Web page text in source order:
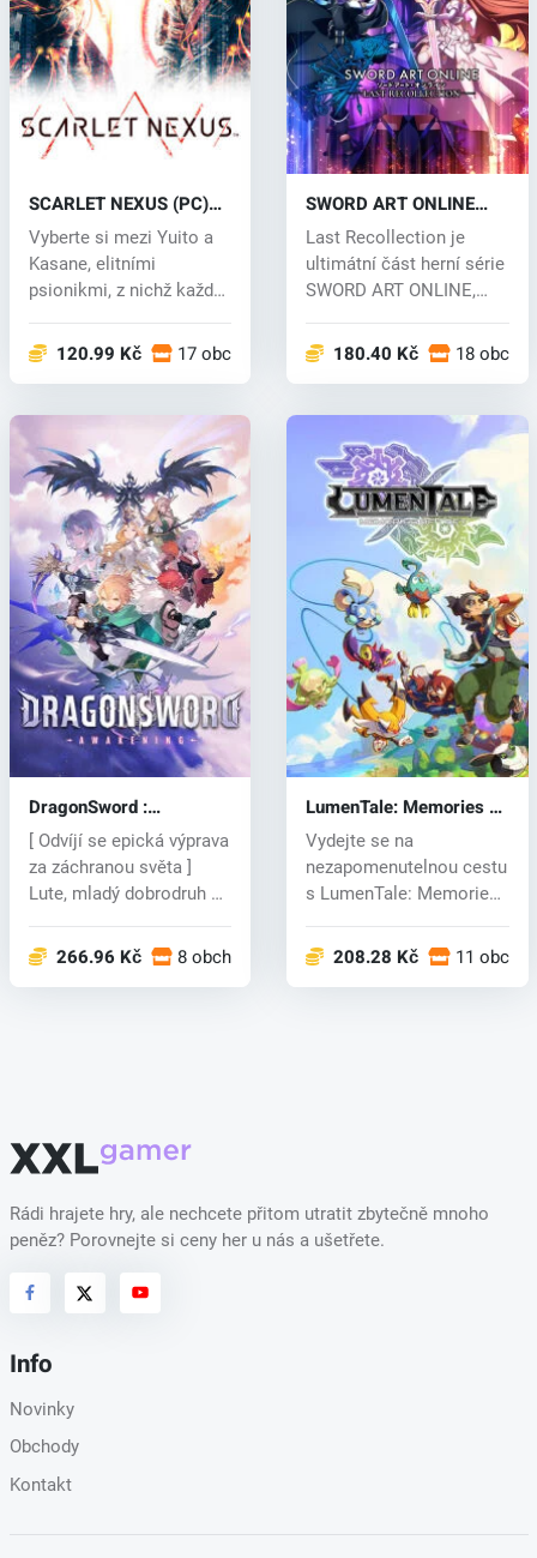
SCARLET NEXUS (PC)
key
Vyberte si mezi Yuito a
Kasane, elitními
psionikmi, z nichž každý
120.99 Kč 17 obchodech
SWORD ART ONLINE
Last Recollection (PC)
key
Last Recollection je
ultimátní část herní série
SWORD ART ONLINE,
180.40 Kč 18
DragonSword :
Awakening (PC) key
[ Odvíjí se epická výprava
za záchranou světa ]
Lute, mladý dobrodruh na
266.96 Kč 8 obchodech
LumenTale: Memories of
Trey (PC) key
Vydejte se na
nezapomenutelnou cestu
s LumenTale: Memories
208.28 Kč 11
Rádi hrajete hry, ale nechcete přitom utratit zbytečně mnoho
peněz? Porovnejte si ceny her u nás a ušetřete.
Info
Novinky
Obchody
Kontakt